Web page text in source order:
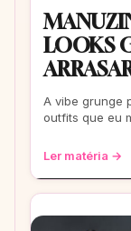
LOOKS
A vibe grunge
outfits que eu
Ler matéria →